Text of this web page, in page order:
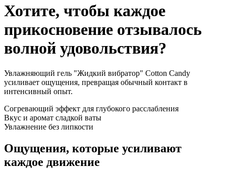
Хотите, чтобы каждое
прикосновение отзывалось
волной удовольствия?
Увлажняющий гель "Жидкий вибратор" Cotton Candy
усиливает ощущения, превращая обычный контакт в
интенсивный опыт.
Согревающий эффект для глубокого расслабления
Вкус и аромат сладкой ваты
Увлажнение без липкости
Ощущения, которые усиливают
каждое движение